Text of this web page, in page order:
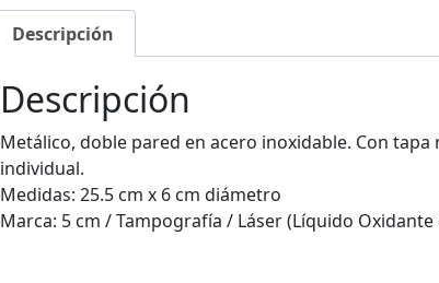
Descripción
Descripción
Metálico, doble pared en acero inoxidable. Con
individual.
Medidas: 25.5 cm x 6 cm diámetro
Marca: 5 cm / Tampografía / Láser (Líquido Oxidante